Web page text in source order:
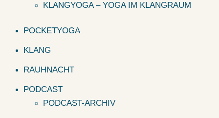
KLANGYOGA – YOGA IM KLANGRAUM
POCKETYOGA
KLANG
RAUHNACHT
PODCAST
PODCAST-ARCHIV